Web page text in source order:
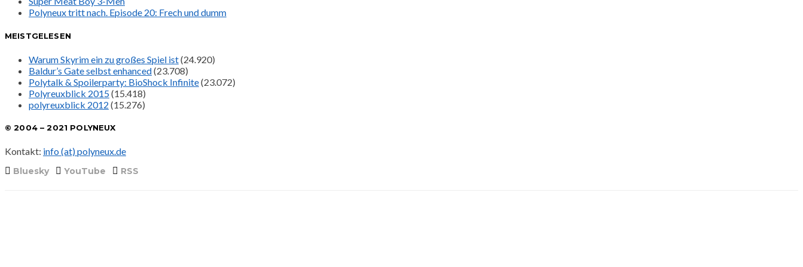
Polyneux tritt nach. Episode 20: Frech und dumm
MEISTGELESEN
Warum Skyrim ein zu großes Spiel ist(24.920)
Baldur’s Gate selbst enhanced(23.708)
Polytalk & Spoilerparty: BioShock Infinite(23.072)
Polyreuxblick 2015(15.418)
polyreuxblick 2012 (15.276)
© 2004 – 2021 POLYNEUX
Kontakt: info (at) polyneux.de
Bluesky YouTube RSS